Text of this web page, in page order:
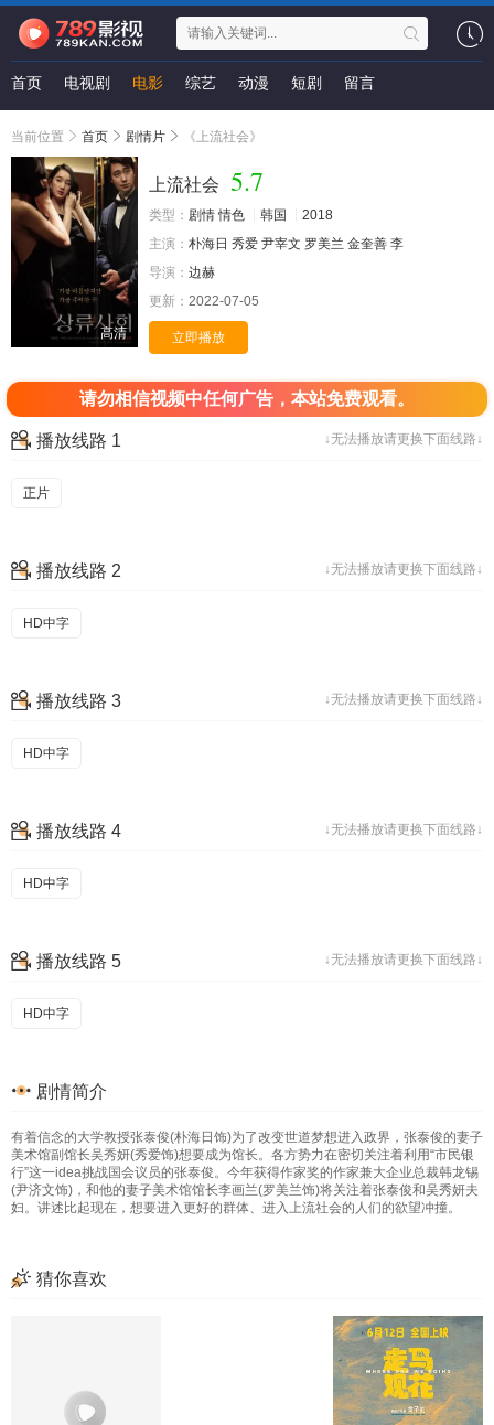
首页 电视剧 电影 综艺 动漫 短剧 留言
当前位置 首页 剧情片 《上流社会》
高清
上流社会 5.7
类型： 剧情 情色 韩国
2018
主演： 朴海日 秀爱 尹宰文 罗美兰 金奎善 李
导演： 边赫
更新： 2022-07-05
立即播放
请勿相信视频中任何广告，本站免费观看。
↓无法播放请更换下面线路↓
播放线路 1
正片
↓无法播放请更换下面线路↓
播放线路 2
HD中字
↓无法播放请更换下面线路↓
播放线路 3
HD中字
↓无法播放请更换下面线路↓
播放线路 4
HD中字
↓无法播放请更换下面线路↓
播放线路 5
HD中字
剧情简介
有着信念的大学教授张泰俊(朴海日饰)为了改变世道梦想进入政界，张泰俊的妻子
美术馆副馆长吴秀妍(秀爱饰)想要成为馆长。各方势力在密切关注着利用“市民银
行”这一idea挑战国会议员的张泰俊。今年获得作家奖的作家兼大企业总裁韩龙锡
(尹济文饰)，和他的妻子美术馆馆长李画兰(罗美兰饰)将关注着张泰俊和吴秀妍夫
妇。讲述比起现在，想要进入更好的群体、进入上流社会的人们的欲望冲撞。
猜你喜欢